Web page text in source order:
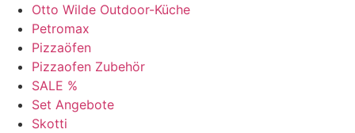
Otto Wilde Outdoor-Küche
Petromax
Pizzaöfen
Pizzaofen Zubehör
SALE %
Set Angebote
Skotti